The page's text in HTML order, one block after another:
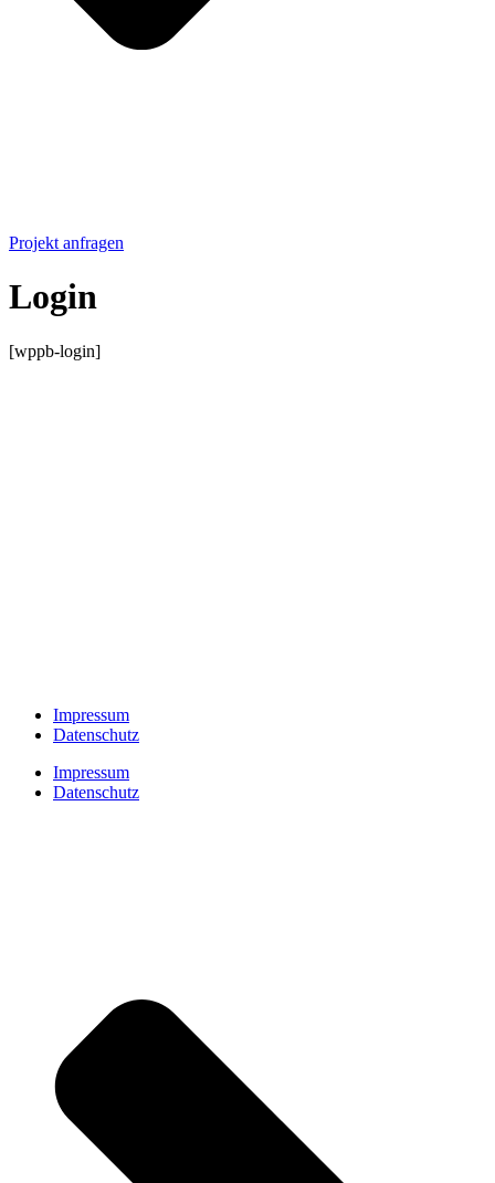
Projekt anfragen
Login
[wppb-login]
Impressum
Datenschutz
Impressum
Datenschutz